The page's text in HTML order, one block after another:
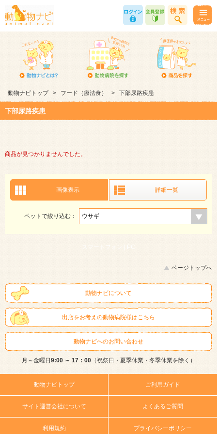
動物ナビトップ > フード（療法食） > 下部尿路疾患
下部尿路疾患
商品が見つかりませんでした。
画像表示 詳細一覧
ペットで絞り込む：
スマートフォン | PC
ページトップへ
動物ナビについて
出店をお考えの動物病院様はこちら
動物ナビへのお問い合わせ
月～金曜日 9:00 ～ 17：00（祝祭日・夏季休業・冬季休業を除く）
動物ナビトップ ご利用ガイド
サイト運営会社について よくあるご質問
利用規約 プライバシーポリシー